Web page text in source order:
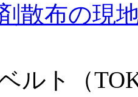
散布の現
ト（